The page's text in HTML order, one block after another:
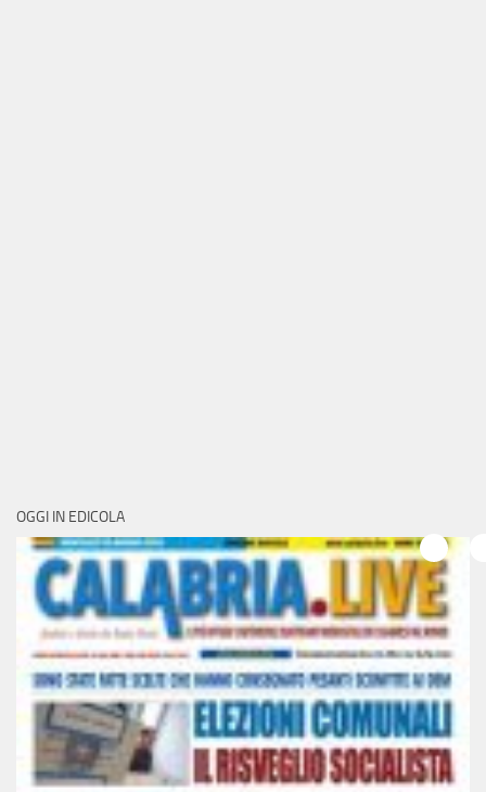
OGGI IN EDICOLA